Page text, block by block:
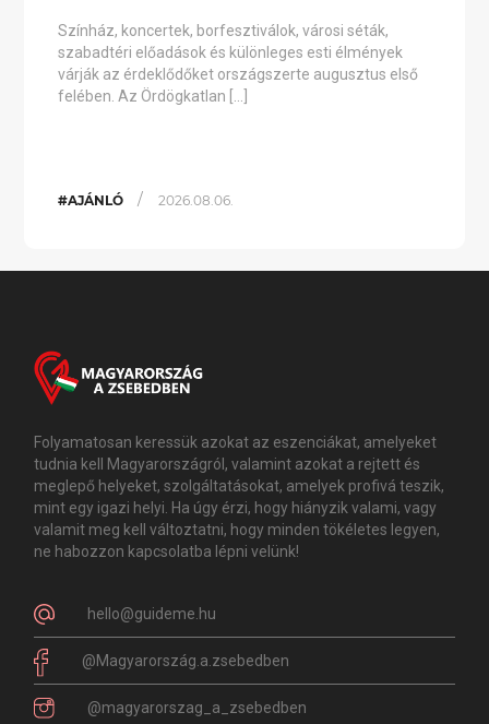
Színház, koncertek, borfesztiválok, városi séták,
szabadtéri előadások és különleges esti élmények
várják az érdeklődőket országszerte augusztus első
felében. Az Ördögkatlan […]
#AJÁNLÓ / 2026.08.06.
Folyamatosan keressük azokat az eszenciákat, amelyeket
tudnia kell Magyarországról, valamint azokat a rejtett és
meglepő helyeket, szolgáltatásokat, amelyek profivá teszik,
mint egy igazi helyi. Ha úgy érzi, hogy hiányzik valami, vagy
valamit meg kell változtatni, hogy minden tökéletes legyen,
ne habozzon kapcsolatba lépni velünk!
hello@guideme.hu
@Magyarország.a.zsebedben
@magyarorszag_a_zsebedben